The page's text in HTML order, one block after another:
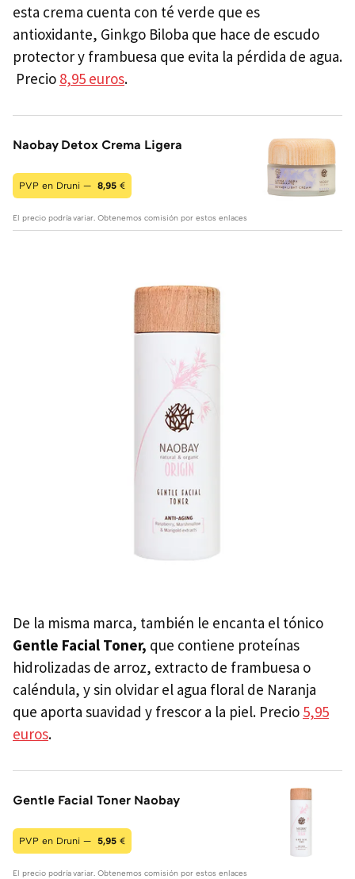
esta crema cuenta con té verde que es
antioxidante, Ginkgo Biloba que hace de escudo
protector y frambuesa que evita la pérdida de agua.
Precio 8,95 euros.
Naobay Detox Crema Ligera
PVP en Druni — 8,95 €
El precio podría variar. Obtenemos comisión por estos enlaces
De la misma marca, también le encanta el tónico
Gentle Facial Toner, que contiene proteínas
hidrolizadas de arroz, extracto de frambuesa o
caléndula, y sin olvidar el agua floral de Naranja
que aporta suavidad y frescor a la piel. Precio 5,95
euros.
Gentle Facial Toner Naobay
PVP en Druni — 5,95 €
El precio podría variar. Obtenemos comisión por estos enlaces